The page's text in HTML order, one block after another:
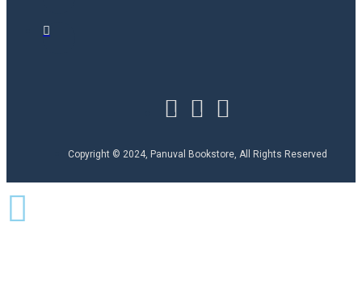
Copyright © 2024, Panuval Bookstore, All Rights Reserved